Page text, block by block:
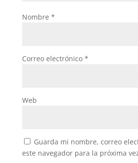
Nombre *
Correo electrónico *
Web
Guarda mi nombre, correo
este navegador para la próxima